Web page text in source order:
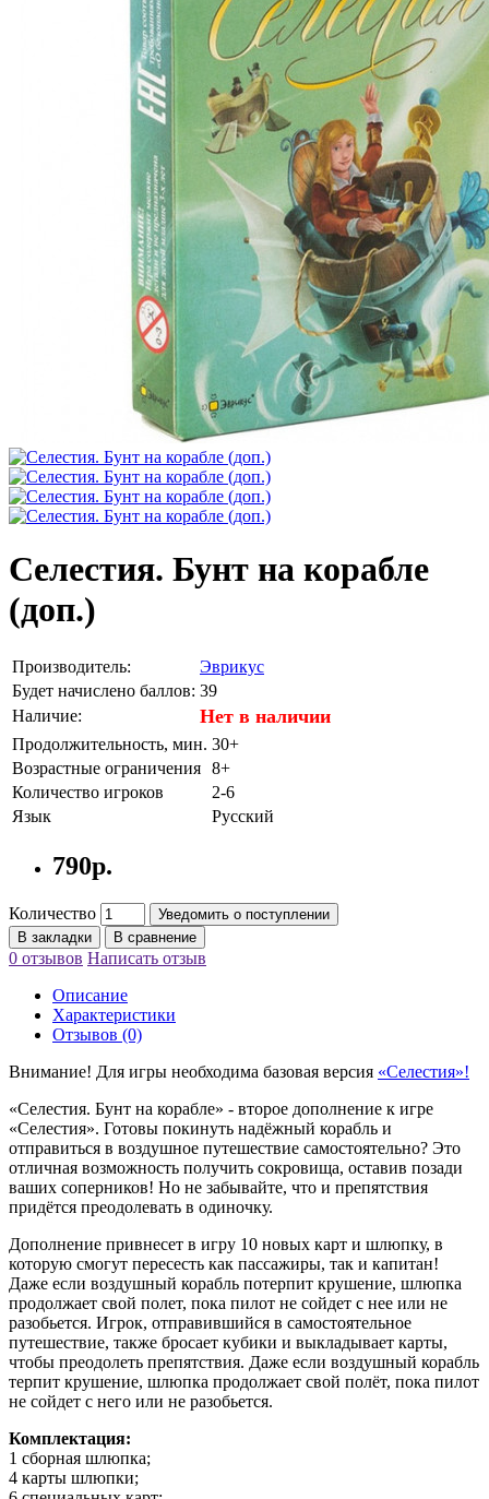
Селестия. Бунт на корабле
(доп.)
Производитель:
Эврикус
Будет начислено баллов: 39
Наличие:
Нет в наличии
Продолжительность, мин. 30+
Возрастные ограничения 8+
Количество игроков
2-6
Язык
Русский
790р.
Количество
Уведомить о поступлении
В закладки
В сравнение
0 отзывов Написать отзыв
Описание
Характеристики
Отзывов (0)
Внимание! Для игры необходима базовая версия «Селестия»!
«Селестия. Бунт на корабле» - второе дополнение к игре
«Селестия». Готовы покинуть надёжный корабль и
отправиться в воздушное путешествие самостоятельно? Это
отличная возможность получить сокровища, оставив позади
ваших соперников! Но не забывайте, что и препятствия
придётся преодолевать в одиночку.
Дополнение привнесет в игру 10 новых карт и шлюпку, в
которую смогут пересесть как пассажиры, так и капитан!
Даже если воздушный корабль потерпит крушение, шлюпка
продолжает свой полет, пока пилот не сойдет с нее или не
разобьется. Игрок, отправившийся в самостоятельное
путешествие, также бросает кубики и выкладывает карты,
чтобы преодолеть препятствия. Даже если воздушный корабль
терпит крушение, шлюпка продолжает свой полёт, пока пилот
не сойдет с него или не разобьется.
Комплектация:
1 сборная шлюпка;
4 карты шлюпки;